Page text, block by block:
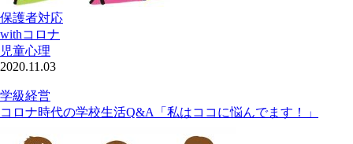
保護者対応
withコロナ
児童心理
2020.11.03
学級経営
コロナ時代の学校生活Q&A「私はココに悩んでます！」